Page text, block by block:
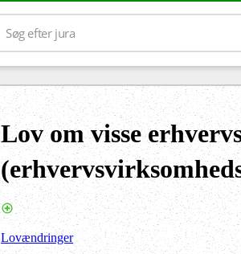
Lov om visse
Lovændringer